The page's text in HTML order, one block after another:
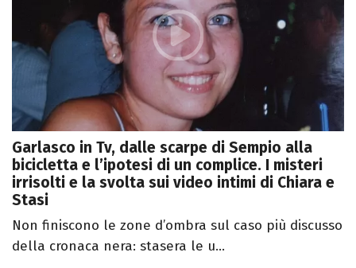
Garlasco in Tv, dalle scarpe di Sempio alla
bicicletta e l’ipotesi di un complice. I misteri
irrisolti e la svolta sui video intimi di Chiara e
Stasi
Non finiscono le zone d’ombra sul caso più discusso
della cronaca nera: stasera le u...